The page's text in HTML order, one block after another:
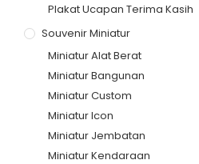
Plakat Ucapan Terima Kasih
Souvenir Miniatur
Miniatur Alat Berat
Miniatur Bangunan
Miniatur Custom
Miniatur Icon
Miniatur Jembatan
Miniatur Kendaraan